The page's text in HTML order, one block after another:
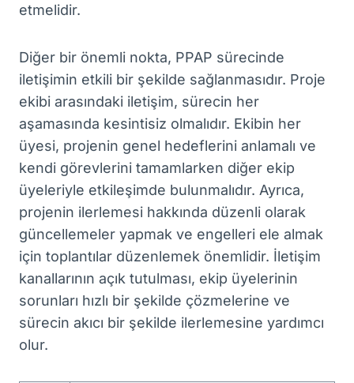
etmelidir.
Diğer bir önemli nokta, PPAP sürecinde
iletişimin etkili bir şekilde sağlanmasıdır. Proje
ekibi arasındaki iletişim, sürecin her
aşamasında kesintisiz olmalıdır. Ekibin her
üyesi, projenin genel hedeflerini anlamalı ve
kendi görevlerini tamamlarken diğer ekip
üyeleriyle etkileşimde bulunmalıdır. Ayrıca,
projenin ilerlemesi hakkında düzenli olarak
güncellemeler yapmak ve engelleri ele almak
için toplantılar düzenlemek önemlidir. İletişim
kanallarının açık tutulması, ekip üyelerinin
sorunları hızlı bir şekilde çözmelerine ve
sürecin akıcı bir şekilde ilerlemesine yardımcı
olur.